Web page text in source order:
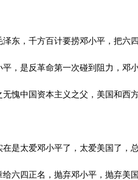
东，千方百计要捞邓小平，把六
，是反革命第一次碰到阻力，邓
愧中国资本主义之父，美国和西
是太爱邓小平了，太爱美国了，
六四正名，抛弃邓小平，抛弃美